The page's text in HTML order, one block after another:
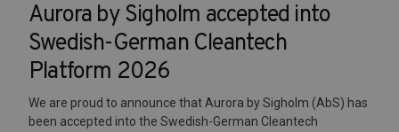
Aurora by Sigholm accepted into
Swedish-German Cleantech
Platform 2026
We are proud to announce that Aurora by Sigholm (AbS) has
been accepted into the Swedish-German Cleantech